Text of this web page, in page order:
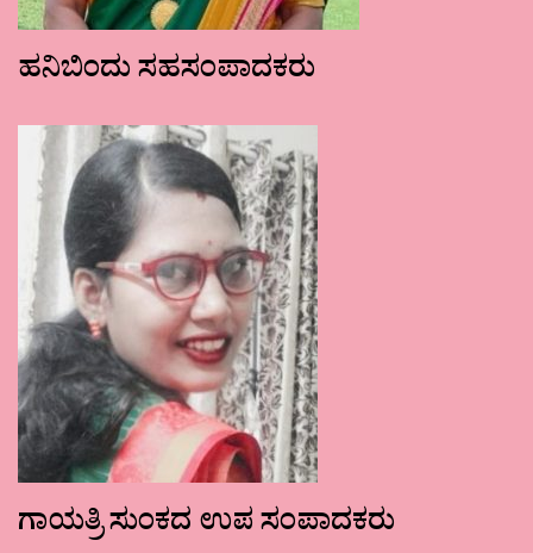
ಹನಿಬಿಂದು ಸಹಸಂಪಾದಕರು
ಗಾಯತ್ರಿ ಸುಂಕದ ಉಪ ಸಂಪಾದಕರು